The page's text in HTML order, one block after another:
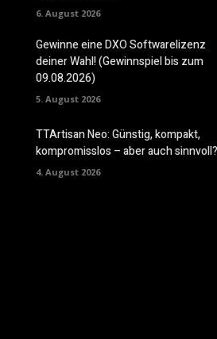
6. August 2026
Gewinne eine DXO Softwarelizenz
deiner Wahl! (Gewinnspiel bis zum
09.08.2026)
5. August 2026
TTArtisan Neo: Günstig, kompakt,
kompromisslos – aber auch sinnvoll?
4. August 2026